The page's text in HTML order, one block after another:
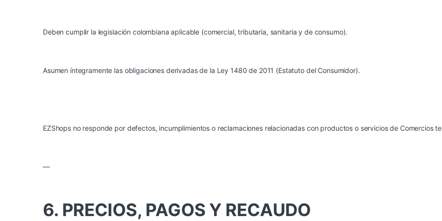
Deben cumplir la legislación colombiana aplicable (comercial, tributaria, sanitaria y de consumo).
Asumen íntegramente las obligaciones derivadas de la Ley 1480 de 2011 (Estatuto del Consumidor).
EZShops no responde por defectos, incumplimientos o reclamaciones relacionadas con productos o servicios de Comercios
—
6. PRECIOS, PAGOS Y RECAUDO